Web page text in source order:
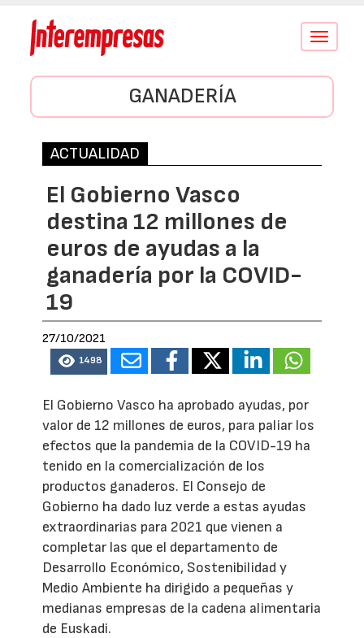
Conmutar
GANADERÍA
ACTUALIDAD
El Gobierno Vasco
destina 12 millones de
euros de ayudas a la
ganadería por la COVID-
19
27/10/2021
1498
El Gobierno Vasco ha aprobado ayudas, por
valor de 12 millones de euros, para paliar los
efectos que la pandemia de la COVID-19 ha
tenido en la comercialización de los
productos ganaderos. El Consejo de
Gobierno ha dado luz verde a estas ayudas
extraordinarias para 2021 que vienen a
completar las que el departamento de
Desarrollo Económico, Sostenibilidad y
Medio Ambiente ha dirigido a pequeñas y
medianas empresas de la cadena alimentaria
de Euskadi.